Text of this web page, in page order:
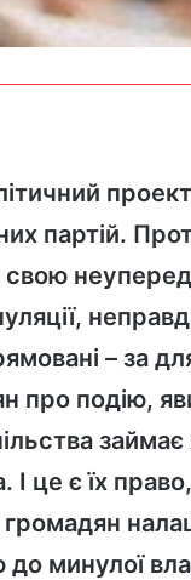
партій.
– за
про подію,
це є їх
до минулої